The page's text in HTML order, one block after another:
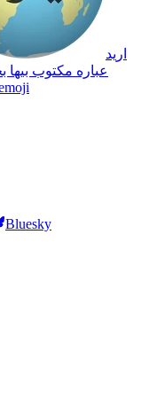
اريد
عباره مكتوب
Bluesky